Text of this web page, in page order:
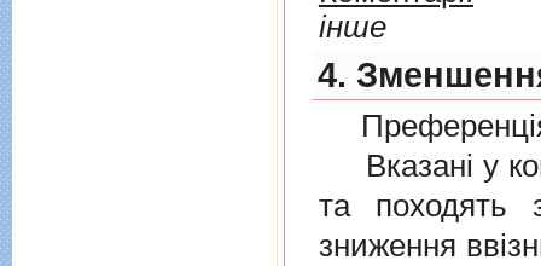
інше
4.
Вказані у
та походять
зниження